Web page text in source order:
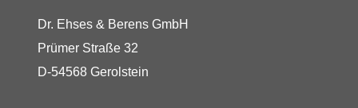
Dr. Ehses & Berens GmbH
Prümer Straße 32
D-54568 Gerolstein